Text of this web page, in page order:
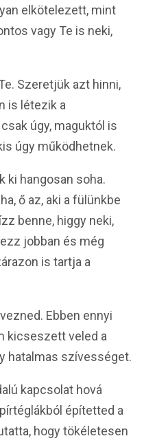
elkötelezett, mint
vagy Te is neki,
Szeretjük azt hinni,
is létezik a
úgy, maguktól is
úgy működhetnek.
ki hangosan soha.
ő az, aki a fülünkbe
benne, higgy neki,
jobban és még
is tartja a
Ebben ennyi
kicseszett veled a
hatalmas szívességet.
kapcsolat hová
építetted a
hogy tökéletesen